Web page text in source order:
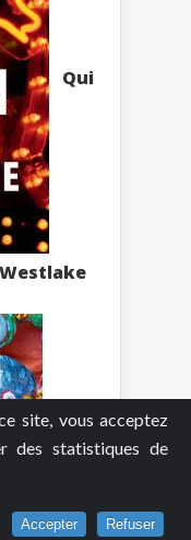
site, vous acceptez
des statistiques de
Accepter Refuser
Qui